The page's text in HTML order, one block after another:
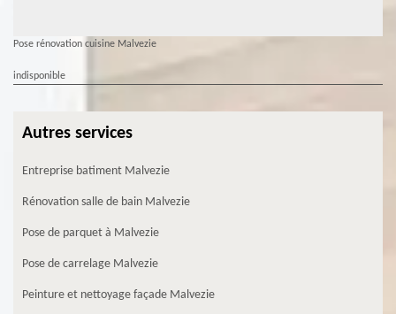
Pose rénovation cuisine Malvezie
indisponible
Autres services
Entreprise batiment Malvezie
Rénovation salle de bain Malvezie
Pose de parquet à Malvezie
Pose de carrelage Malvezie
Peinture et nettoyage façade Malvezie